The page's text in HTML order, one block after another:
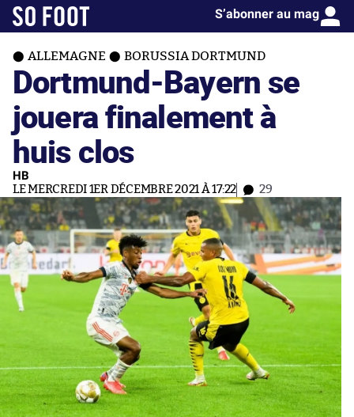
S’abonner au mag
ALLEMAGNE BORUSSIA DORTMUND
Dortmund-Bayern se
jouera finalement à
huis clos
HB
LE MERCREDI 1ER DÉCEMBRE 2021 À 17:22 29